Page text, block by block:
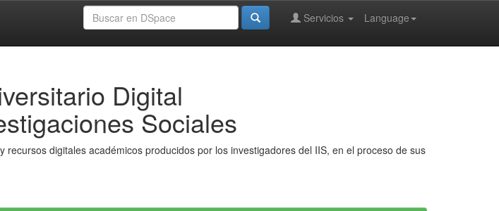
Language
Servicios
Digital
Sociales
recursos digitales académicos producidos por los investigadores del IIS, en el proceso de sus